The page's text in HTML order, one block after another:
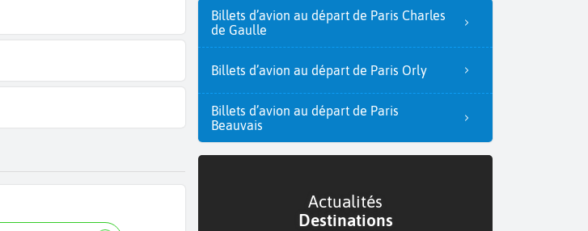
Billets d’avion au départ de Paris Charles
de Gaulle
Billets d’avion au départ de Paris Orly
Billets d’avion au départ de Paris
Beauvais
Actualités
Destinations